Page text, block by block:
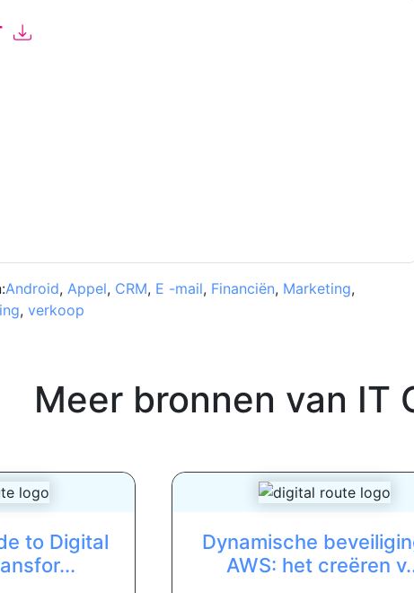
Android, Appel, CRM, E -mail, Financiën, Marketing,
, verkoop
Meer bronnen van IT
to Digital
Dynamische
AWS: het creëren